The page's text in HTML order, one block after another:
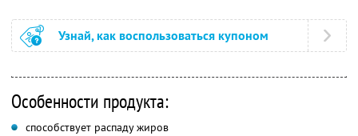
Узнай, как воспользоваться купоном
Особенности продукта:
способствует распаду жиров